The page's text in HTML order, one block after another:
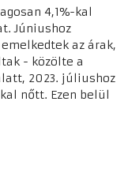
4,1%-kal
Júniushoz
az árak,
- közölte a
2023. júliushoz
nőtt. Ezen belül